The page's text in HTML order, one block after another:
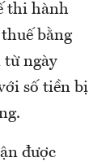
thi hành
bằng
từ ngày
số tiền bị
được